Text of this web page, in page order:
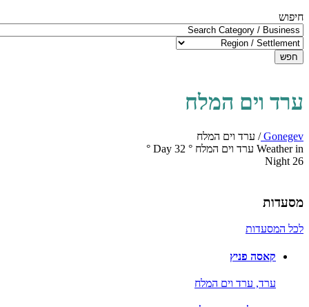
חיפוש
חפש
ערד וים המלח
Gonegev
/ ערד וים המלח
Weather in ערד וים המלח
°
32
Day
°
26
Night
מסעדות
לכל המסעדות
קאסה פניץ
ערד, ערד וים המלח